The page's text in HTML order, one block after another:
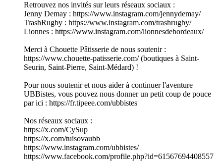
Retrouvez nos invités sur leurs réseaux sociaux :
Jenny Demay : https://www.instagram.com/jennydemay/
TrashRugby : https://www.instagram.com/trashrugby/
Lionnes : https://www.instagram.com/lionnesdebordeaux/
Merci à Chouette Pâtisserie de nous soutenir :
https://www.chouette-patisserie.com/ (boutiques à Saint-
Seurin, Saint-Pierre, Saint-Médard) !
Pour nous soutenir et nous aider à continuer l'aventure
UBBistes, vous pouvez nous donner un petit coup de pouce
par ici : https://fr.tipeee.com/ubbistes
Nos réseaux sociaux :
https://x.com/CySup
https://x.com/tuisovaubb
https://www.instagram.com/ubbistes/
https://www.facebook.com/profile.php?id=61567694408557